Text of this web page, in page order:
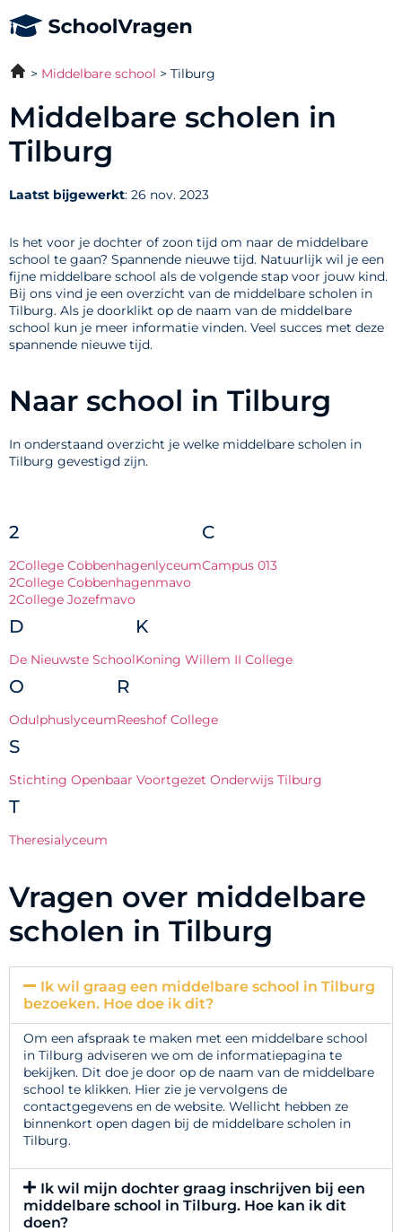
Middelbare school Tilburg
Middelbare scholen in
Tilburg
Laatst bijgewerkt: 26 nov. 2023
Is het voor je dochter of zoon tijd om naar de middelbare
school te gaan? Spannende nieuwe tijd. Natuurlijk wil je een
fijne middelbare school als de volgende stap voor jouw kind.
Bij ons vind je een overzicht van de middelbare scholen in
Tilburg. Als je doorklikt op de naam van de middelbare
school kun je meer informatie vinden. Veel succes met deze
spannende nieuwe tijd.
Naar school in Tilburg
In onderstaand overzicht je welke middelbare scholen in
Tilburg gevestigd zijn.
2
2College Cobbenhagenlyceum
2College Cobbenhagenmavo
2College Jozefmavo
C
Campus 013
D
De Nieuwste School
K
Koning Willem II College
O
Odulphuslyceum
R
Reeshof College
S
Stichting Openbaar Voortgezet Onderwijs Tilburg
T
Theresialyceum
Vragen over middelbare
scholen in Tilburg
Ik wil graag een middelbare school in Tilburg
bezoeken. Hoe doe ik dit?
Om een afspraak te maken met een middelbare school
in Tilburg adviseren we om de informatiepagina te
bekijken. Dit doe je door op de naam van de middelbare
school te klikken. Hier zie je vervolgens de
contactgegevens en de website. Wellicht hebben ze
binnenkort open dagen bij de middelbare scholen in
Tilburg.
Ik wil mijn dochter graag inschrijven bij een
middelbare school in Tilburg. Hoe kan ik dit
doen?